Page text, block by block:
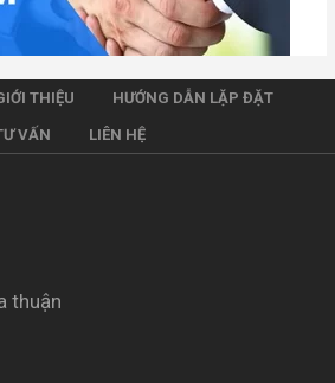
THIỆU HƯỚNG DẪN LẶP ĐẶT
VẤN LIÊN HỆ
thuận